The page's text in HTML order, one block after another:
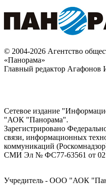
© 2004-2026 Агентство
«Панорама»
Главный редактор Агафонов
Сетевое издание
"АОК "Панорама".
Зарегистрировано
связи, информационных
коммуникаций
СМИ Эл № ФС77-63561 от 02
Учредитель - ООО "АОК